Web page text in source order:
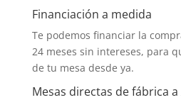
Financiación a medida
Te podemos financiar la
24 meses sin intereses, para
de tu mesa desde ya.
Mesas directas de fábrica